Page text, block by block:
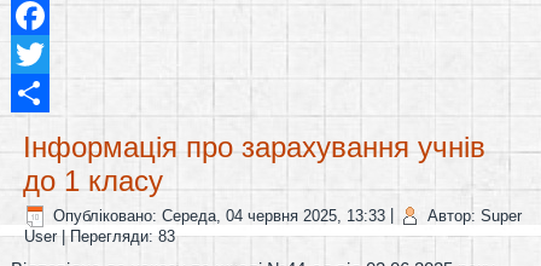
Facebook
Twitter
Інформація про зарахування учнів
до 1 класу
Опубліковано: Середа, 04 червня 2025, 13:33
Автор: Super
User| Перегляди: 83